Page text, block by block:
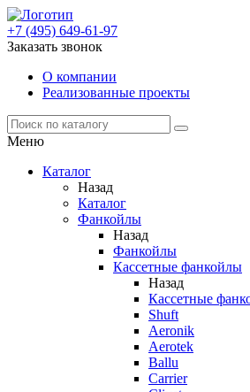
+7 (495) 649-61-97
Заказать звонок
О компании
Реализованные проекты
Меню
Каталог
Назад
Каталог
Фанкойлы
Назад
Фанкойлы
Кассетные фанкойлы
Назад
Кассетные
Shuft
Aeronik
Aerotek
Ballu
Carrier